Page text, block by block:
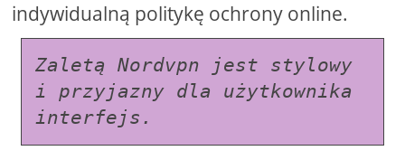
indywidualną politykę ochrony online.
Zaletą Nordvpn jest stylowy
i przyjazny dla użytkownika
interfejs.